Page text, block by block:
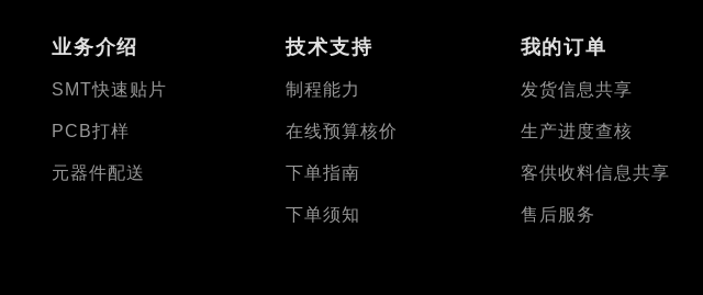
业务介绍
SMT快速贴片
PCB打样
元器件配送
技术支持
制程能力
在线预算核价
下单指南
下单须知
我的订单
发货信息共享
生产进度查核
客供收料信息共享
售后服务